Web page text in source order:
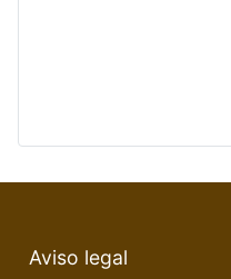
Aviso legal